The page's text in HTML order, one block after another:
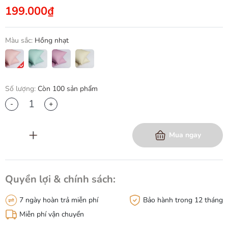
199.000₫
Màu sắc: Hồng nhạt
Số lượng: Còn 100 sản phẩm
-
+
Mua ngay
Quyền lợi & chính sách:
7 ngày hoàn trả miễn phí
Bảo hành trong 12 tháng
Miễn phí vận chuyển